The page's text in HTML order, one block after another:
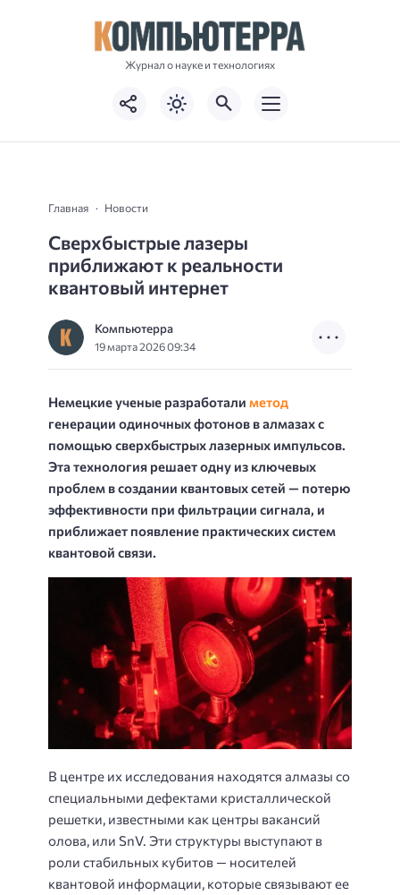
Журнал о науке и технологиях
Главная Новости
Сверхбыстрые лазеры
приближают к реальности
квантовый интернет
Компьютерра
19 марта 2026 09:34
Немецкие ученые разработали метод
генерации одиночных фотонов в алмазах с
помощью сверхбыстрых лазерных импульсов.
Эта технология решает одну из ключевых
проблем в создании квантовых сетей — потерю
эффективности при фильтрации сигнала, и
приближает появление практических систем
квантовой связи.
В центре их исследования находятся алмазы со
специальными дефектами кристаллической
решетки, известными как центры вакансий
олова, или SnV. Эти структуры выступают в
роли стабильных кубитов — носителей
квантовой информации, которые связывают ее